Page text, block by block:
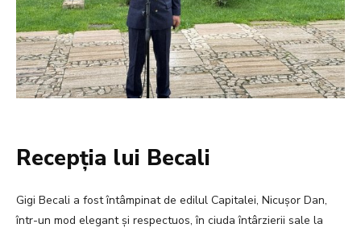
Recepția lui Becali
Gigi Becali a fost întâmpinat de edilul Capitalei, Nicușor Dan,
într-un mod elegant și respectuos, în ciuda întârzierii sale la